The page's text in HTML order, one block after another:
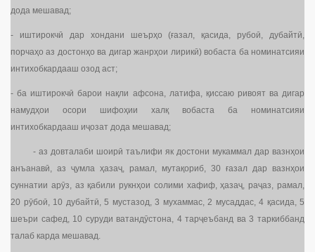
дода мешавад;
- иштирокчӣ дар хондани шеърҳо (ғазал, қасида, рубоӣ, дубайтӣ,
порчаҳо аз достонҳо ва дигар жанрҳои лирикӣ) вобаста ба номинатсияи
интихобкардааш озод аст;
- ба иштирокчӣ барои нақли афсона, латифа, қиссаю ривоят ва дигар
намудҳои осори шифоҳии халқ вобаста ба номинатсияи
интихобкардааш иҷозат дода мешавад;
- аз довталаби шоирӣ таълифи як достони мукаммал дар вазнҳои
анъанавӣ, аз ҷумла ҳазаҷ, рамал, мутақориб, 30 ғазал дар вазнҳои
суннатии арӯз, аз қабили рукнҳои солими хафиф, ҳазаҷ, раҷаз, рамал,
20 рӯбоӣ, 10 дубайтӣ, 5 мустазод, 3 мухаммас, 2 мусаддас, 4 қасида, 5
шеъри сафед, 10 суруди ватандӯстона, 4 тарҷеъбанд ва 3 таркиббанд
талаб карда мешавад.